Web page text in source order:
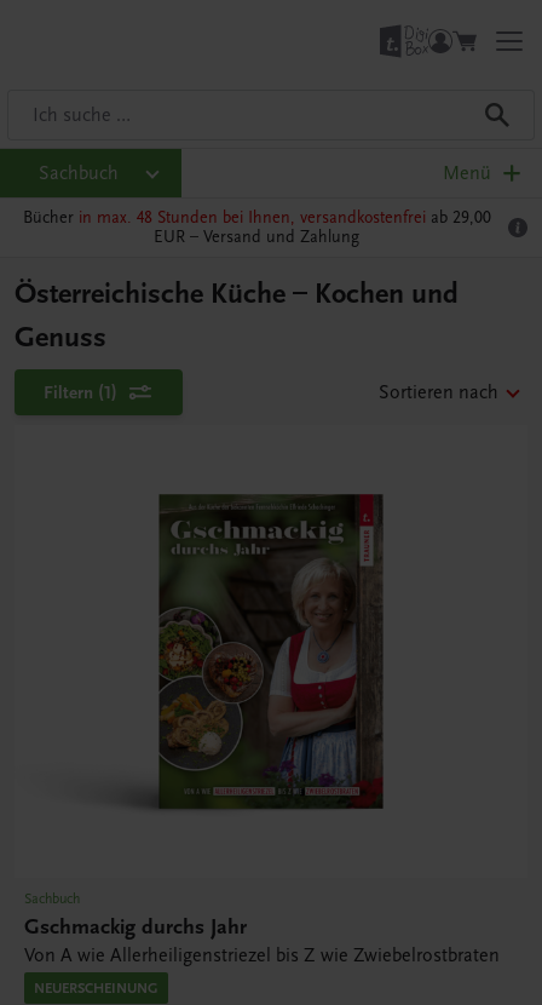
Sachbuch Menü
Bücher in max. 48 Stunden bei Ihnen, versandkostenfrei ab 29,00
EUR – Versand und Zahlung
Österreichische Küche – Kochen und
Genuss
Filtern (1) Sortieren nach
Sachbuch
Gschmackig durchs Jahr
Von A wie Allerheiligenstriezel bis Z wie Zwiebelrostbraten
NEUERSCHEINUNG